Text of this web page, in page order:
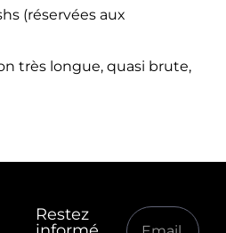
(réservées aux
très longue, quasi brute,
Restez